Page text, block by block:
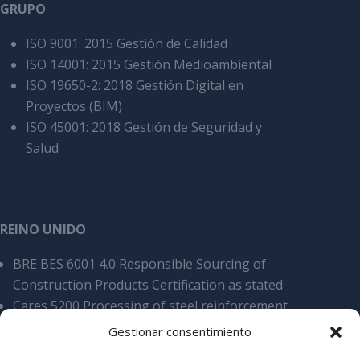
Gestionar consentimiento
GRUPO
ISO 9001: 2015 Gestión de Calidad
ISO 14001: 2015 Gestión Medioambiental
ISO 19650-2: 2018 Gestión Digital en
Proyectos (BIM)
ISO 45001: 2018 Gestión de Seguridad y
Salud
REINO UNIDO
BRE BES 6001 4.0 Responsible Sourcing of
Construction Products Certification as stated
Cares 5200 Processing of steel reinforcement
products, overall SCS v9